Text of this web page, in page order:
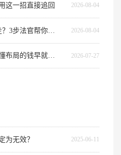
这一招直接追回 2026-08-04
2026-08-04
聪明人从不直接争产，懂布局的钱早就到手了 2026-07-27
为无效？ 2025-06-11